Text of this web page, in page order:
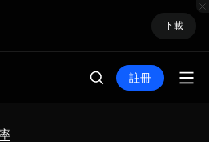
下載
註冊